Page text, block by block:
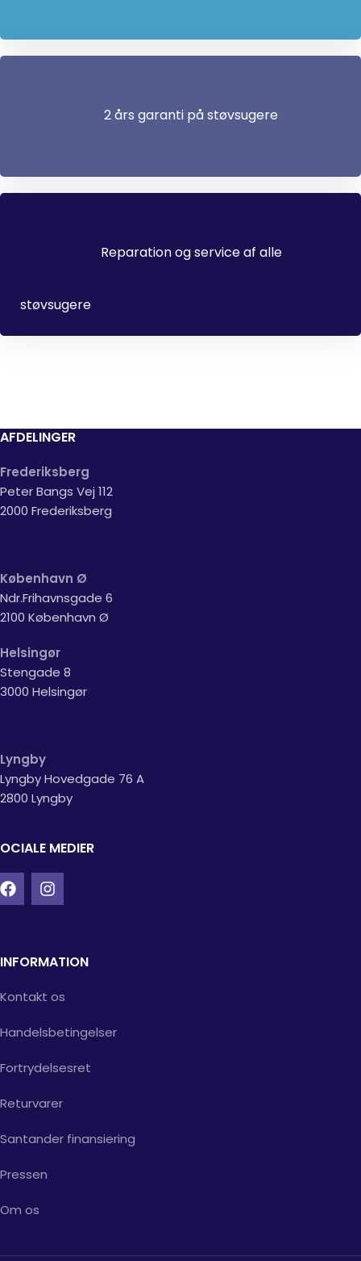
2 års garanti på støvsugere
Reparation og service af alle
støvsugere
AFDELINGER
Frederiksberg
Peter Bangs Vej 112
2000 Frederiksberg
København Ø
Ndr.Frihavnsgade 6
2100 København Ø
Helsingør
Stengade 8
3000 Helsingør
Lyngby
Lyngby Hovedgade 76 A
2800 Lyngby
MEDIER
INFORMATION
Kontakt os
Handelsbetingelser
Fortrydelsesret
Returvarer
Santander finansiering
Pressen
Om os